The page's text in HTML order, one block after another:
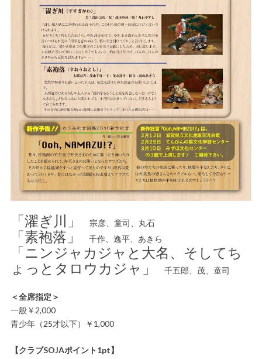
「濯ぎ川」 宗彦、童司、丸石
「素袍落」 千作、逸平、あきら
「ニンジャカジャと大名、そしてち
ょっとタロウカジャ」
千五郎、茂、童司
＜全席指定＞
一般￥2,000
青少年（25才以下）￥1,000
【クラブSOJAポイント1pt】